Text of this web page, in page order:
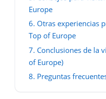
Europe
6. Otras experiencias
Top of Europe
7. Conclusiones de la
of Europe)
8. Preguntas